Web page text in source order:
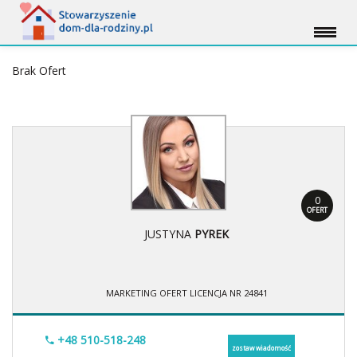
Brak Ofert
0
OFERT
JUSTYNA PYREK
MARKETING OFERT LICENCJA NR 24841
+48 510-518-248
zostaw wiadomość